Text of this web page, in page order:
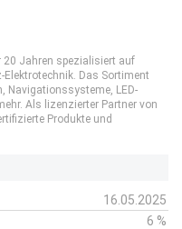
20 Jahren spezialisiert auf
Das Sortiment
Navigationssysteme, LED-
Als lizenzierter Partner von
Produkte und
16.05.2025
6 %